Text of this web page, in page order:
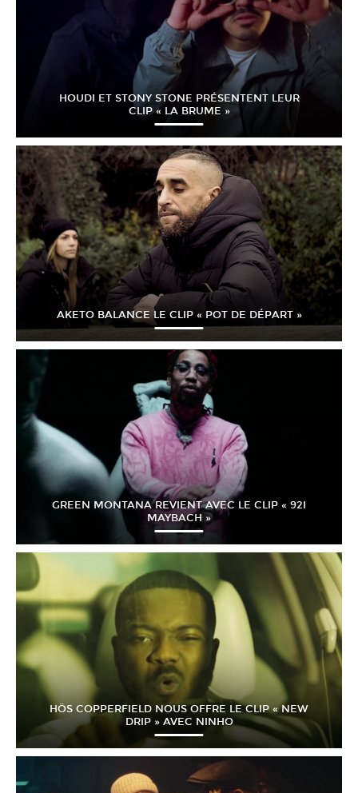
HOUDI ET STONY STONE PRÉSENTENT LEUR
CLIP « LA BRUME »
AKETO BALANCE LE CLIP « POT DE DÉPART »
GREEN MONTANA REVIENT AVEC LE CLIP « 92I
MAYBACH »
HÖS COPPERFIELD NOUS OFFRE LE CLIP « NEW
DRIP » AVEC NINHO